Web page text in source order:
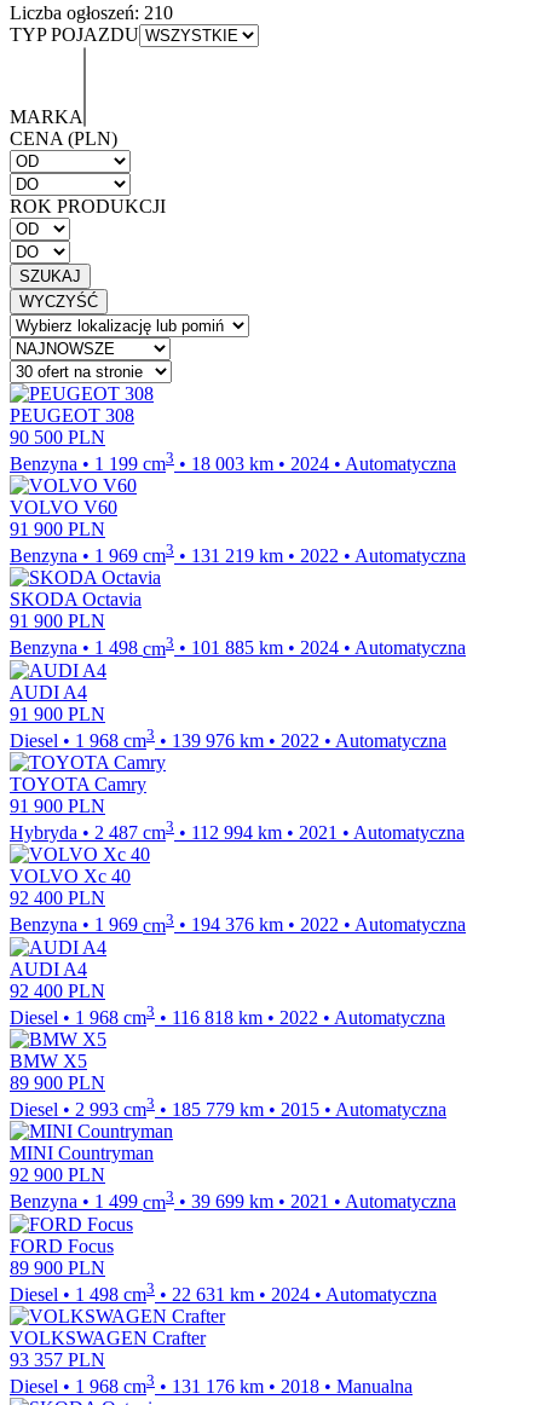
Liczba ogłoszeń: 210
TYP POJAZDU
MARKA
CENA (PLN)
ROK PRODUKCJI
SZUKAJ
WYCZYŚĆ
PEUGEOT 308
90 500 PLN
Benzyna • 1 199 cm3 • 18 003 km • 2024 • Automatyczna
VOLVO V60
91 900 PLN
Benzyna • 1 969 cm3 • 131 219 km • 2022 • Automatyczna
SKODA Octavia
91 900 PLN
Benzyna • 1 498 cm3 • 101 885 km • 2024 • Automatyczna
AUDI A4
91 900 PLN
Diesel • 1 968 cm3 • 139 976 km • 2022 • Automatyczna
TOYOTA Camry
91 900 PLN
Hybryda • 2 487 cm3 • 112 994 km • 2021 • Automatyczna
VOLVO Xc 40
92 400 PLN
Benzyna • 1 969 cm3 • 194 376 km • 2022 • Automatyczna
AUDI A4
92 400 PLN
Diesel • 1 968 cm3 • 116 818 km • 2022 • Automatyczna
BMW X5
89 900 PLN
Diesel • 2 993 cm3 • 185 779 km • 2015 • Automatyczna
MINI Countryman
92 900 PLN
Benzyna • 1 499 cm3 • 39 699 km • 2021 • Automatyczna
FORD Focus
89 900 PLN
Diesel • 1 498 cm3 • 22 631 km • 2024 • Automatyczna
VOLKSWAGEN Crafter
93 357 PLN
Diesel • 1 968 cm3 • 131 176 km • 2018 • Manualna